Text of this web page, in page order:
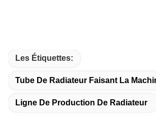
Les Étiquettes:
Tube De Radiateur Faisant La
Ligne De Production De Radiateur